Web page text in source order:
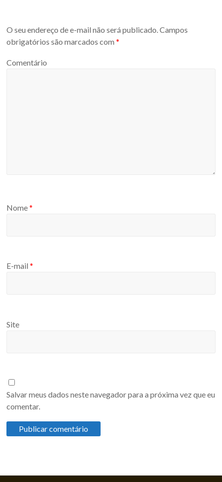
O seu endereço de e-mail não será publicado.Campos
obrigatórios são marcados com*
Comentário
Nome*
E-mail*
Site
Salvar meus dados neste navegador para a próxima vez que eu
comentar.